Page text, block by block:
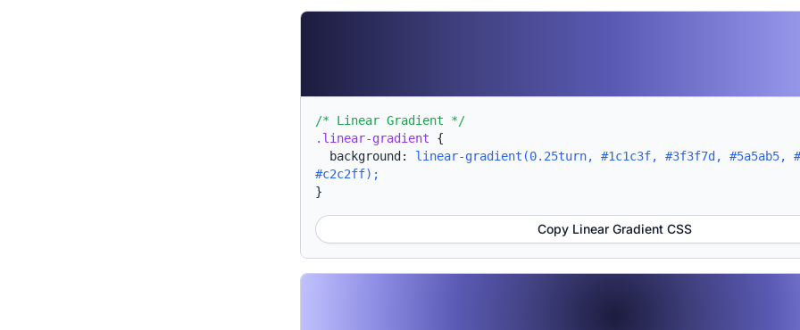
/* Linear Gradient */
.linear-gradient {
background: linear-gradient(0.25turn, #1c1c3f, #3f3f7d, #5a5ab5,
#c2c2ff);
}
Copy Linear Gradient CSS